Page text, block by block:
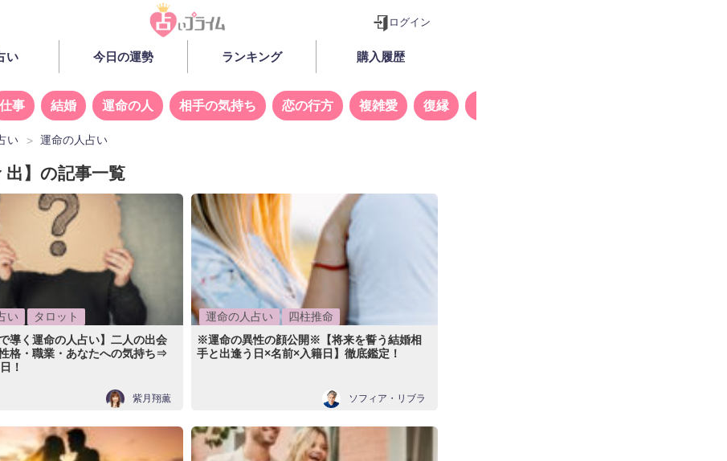
ログイン
い 今日の運勢 ランキング 購入履歴
仕事 結婚 運命の人 相手の気持ち 恋の行方 複雑愛 復縁
い 運命の人占い
出】の記事一覧
い
タロット
で導く運命の人占い】二人の出会
格・職業・あなたへの気持ち⇒
！
紫月翔薫
運命の人占い
四柱推命
※運命の異性の顔公開※【将来を誓う結婚相
手と出逢う日×名前×入籍日】徹底鑑定！
ソフィア・リブラ